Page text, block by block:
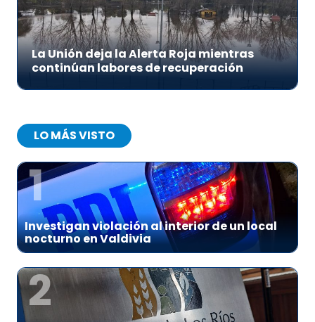
La Unión deja la Alerta Roja mientras
continúan labores de recuperación
LO MÁS VISTO
1
Investigan violación al interior de un local
nocturno en Valdivia
2